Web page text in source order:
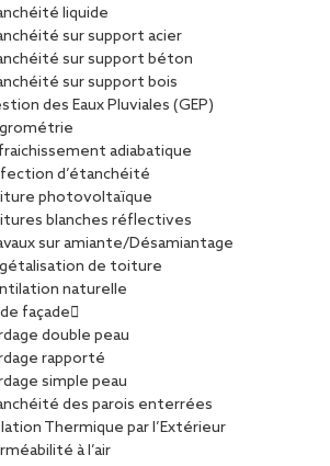
liquide
sur support acier
sur support béton
sur support bois
des Eaux Pluviales (GEP)
adiabatique
d’étanchéité
photovoltaïque
blanches réflectives
sur amiante/Désamiantage
de toiture
naturelle
façade
double peau
rapporté
simple peau
des parois enterrées
Thermique par l’Extérieur
à l’air